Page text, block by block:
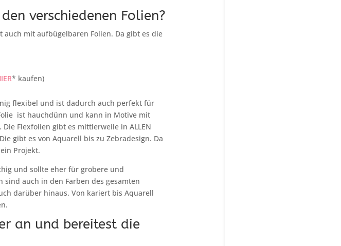
verschiedenen Folien?
mit aufbügelbaren Folien. Da gibt es die
* kaufen)
flexibel und ist dadurch auch perfekt für
ist hauchdünn und kann in Motive mit
Flexfolien gibt es mittlerweile in ALLEN
gibt es von Aquarell bis zu Zebradesign. Da
Projekt.
und sollte eher für grobere und
auch in den Farben des gesamten
darüber hinaus. Von kariert bis Aquarell
an und bereitest die